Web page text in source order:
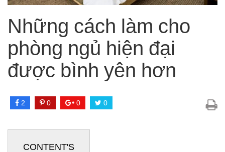
Những cách làm cho
phòng ngủ hiện đại
được bình yên hơn
2 0 0 0
CONTENT'S